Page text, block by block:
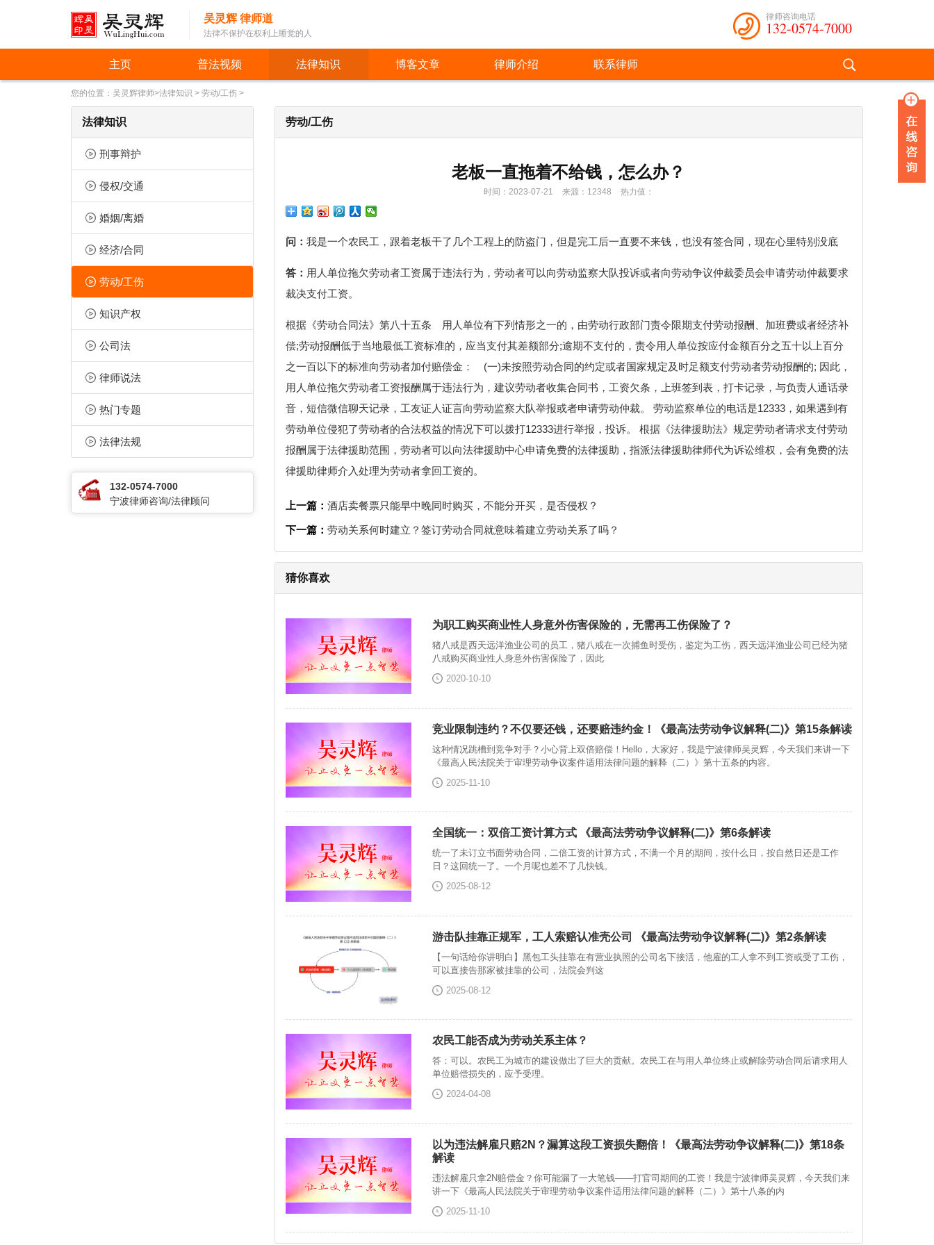
吴灵辉 律师道
法律不保护在权利上睡觉的人
律师咨询电话
132-0574-7000
主页 普法视频 法律知识 博客文章 律师介绍 联系律师
您的位置： 吴灵辉律师>法律知识 > 劳动/工伤 >
法律知识
刑事辩护
侵权/交通
婚姻/离婚
经济/合同
劳动/工伤
知识产权
公司法
律师说法
热门专题
法律法规
132-0574-7000
宁波律师咨询/法律顾问
劳动/工伤
老板一直拖着不给钱，怎么办？
时间：2023-07-21 来源：12348 热力值：
问： 我是一个农民工，跟着老板干了几个工程上的防盗门，但是完工后一直要不来钱，也没有签合同，现在心里特别没底
答： 用人单位拖欠劳动者工资属于违法行为，劳动者可以向劳动监察大队投诉或者向劳动争议仲裁委员会申请劳动仲裁要求
裁决支付工资。
根据《劳动合同法》第八十五条 用人单位有下列情形之一的，由劳动行政部门责令限期支付劳动报酬、加班费或者经济补
偿;劳动报酬低于当地最低工资标准的，应当支付其差额部分;逾期不支付的，责令用人单位按应付金额百分之五十以上百分
之一百以下的标准向劳动者加付赔偿金： (一)未按照劳动合同的约定或者国家规定及时足额支付劳动者劳动报酬的; 因此，
用人单位拖欠劳动者工资报酬属于违法行为，建议劳动者收集合同书，工资欠条，上班签到表，打卡记录，与负责人通话录
音，短信微信聊天记录，工友证人证言向劳动监察大队举报或者申请劳动仲裁。 劳动监察单位的电话是12333，如果遇到有
劳动单位侵犯了劳动者的合法权益的情况下可以拨打12333进行举报，投诉。 根据《法律援助法》规定劳动者请求支付劳动
报酬属于法律援助范围，劳动者可以向法律援助中心申请免费的法律援助，指派法律援助律师代为诉讼维权，会有免费的法
律援助律师介入处理为劳动者拿回工资的。
上一篇： 酒店卖餐票只能早中晚同时购买，不能分开买，是否侵权？
下一篇： 劳动关系何时建立？签订劳动合同就意味着建立劳动关系了吗？
猜你喜欢
为职工购买商业性人身意外伤害保险的，无需再工伤保险了？
猪八戒是西天远洋渔业公司的员工，猪八戒在一次捕鱼时受伤，鉴定为工伤，西天远洋渔业公司已经为猪
八戒购买商业性人身意外伤害保险了，因此
2020-10-10
竞业限制违约？不仅要还钱，还要赔违约金！《最高法劳动争议解释(二)》第15条解读
这种情况跳槽到竞争对手？小心背上双倍赔偿！Hello，大家好，我是宁波律师吴灵辉，今天我们来讲一下
《最高人民法院关于审理劳动争议案件适用法律问题的解释（二）》第十五条的内容。
2025-11-10
全国统一：双倍工资计算方式 《最高法劳动争议解释(二)》第6条解读
统一了未订立书面劳动合同，二倍工资的计算方式，不满一个月的期间，按什么日，按自然日还是工作
日？这回统一了。一个月呢也差不了几快钱。
2025-08-12
游击队挂靠正规军，工人索赔认准壳公司 《最高法劳动争议解释(二)》第2条解读
【一句话给你讲明白】黑包工头挂靠在有营业执照的公司名下接活，他雇的工人拿不到工资或受了工伤，
可以直接告那家被挂靠的公司，法院会判这
2025-08-12
农民工能否成为劳动关系主体？
答：可以。农民工为城市的建设做出了巨大的贡献。农民工在与用人单位终止或解除劳动合同后请求用人
单位赔偿损失的，应予受理。
2024-04-08
以为违法解雇只赔2N？漏算这段工资损失翻倍！《最高法劳动争议解释(二)》第18条
解读
违法解雇只拿2N赔偿金？你可能漏了一大笔钱——打官司期间的工资！我是宁波律师吴灵辉，今天我们来
讲一下《最高人民法院关于审理劳动争议案件适用法律问题的解释（二）》第十八条的内
2025-11-10